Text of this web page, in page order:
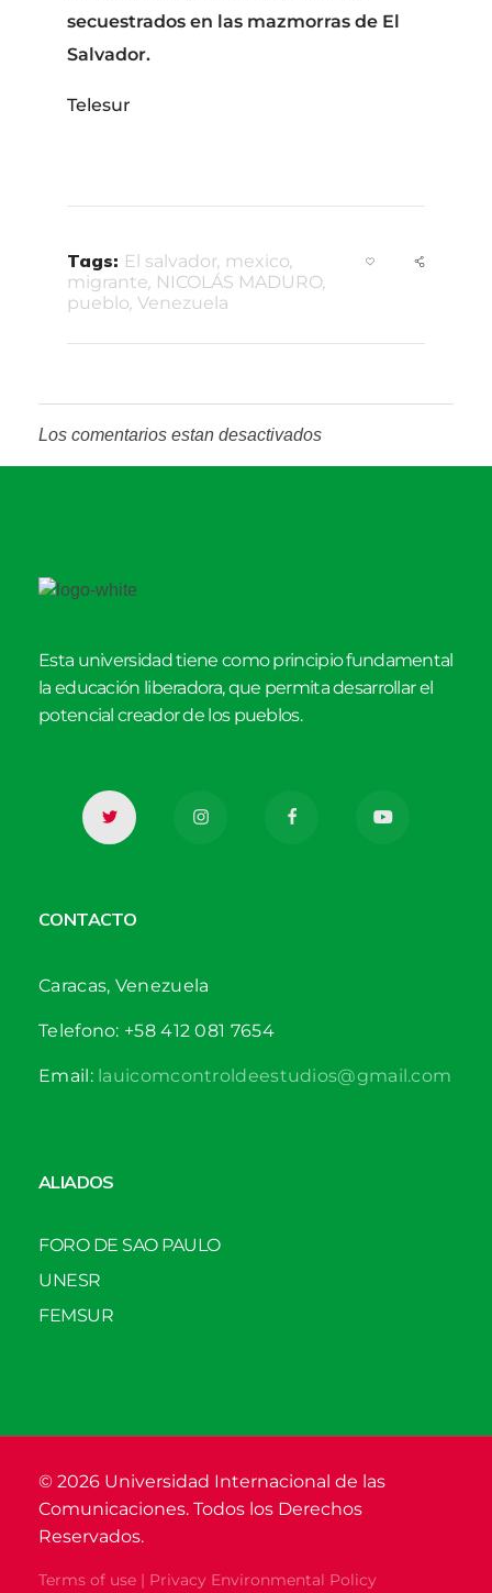
secuestrados en las mazmorras de El
Salvador.
Telesur
Tags: El salvador, mexico,
migrante, NICOLÁS MADURO,
pueblo,Venezuela
Los comentarios estan desactivados
Esta universidad tiene como principio fundamental
la educación liberadora, que permita desarrollar el
potencial creador de los pueblos.
CONTACTO
Caracas, Venezuela
Telefono: +58 412 081 7654
Email:lauicomcontroldeestudios@gmail.com
ALIADOS
FORO DE SAO PAULO
UNESR
FEMSUR
© 2026 Universidad Internacional de las
Comunicaciones. Todos los Derechos
Reservados.
Terms of use | Privacy Environmental Policy